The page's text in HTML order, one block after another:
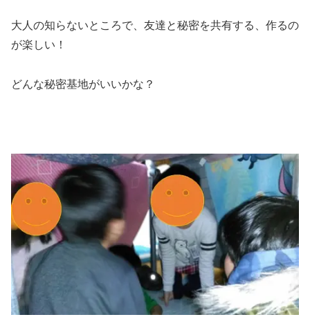
大人の知らないところで、友達と秘密を共有する、作るの
が楽しい！
どんな秘密基地がいいかな？